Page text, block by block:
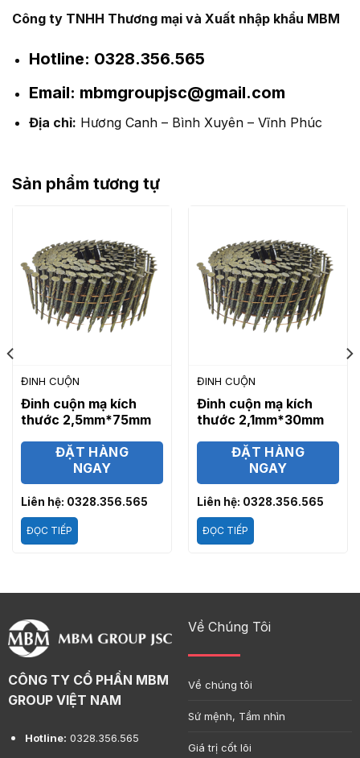
Công ty TNHH Thương mại và Xuất nhập khẩu MBM
Hotline: 0328.356.565
Email: mbmgroupjsc@gmail.com
Địa chỉ: Hương Canh – Bình Xuyên – Vĩnh Phúc
Sản phẩm tương tự
ĐINH CUỘN
Đinh cuộn mạ kích
thước 2,5mm*75mm
ĐẶT HÀNG
NGAY
Liên hệ: 0328.356.565
ĐỌC TIẾP
ĐINH CUỘN
Đinh cuộn mạ kích
thước 2,1mm*30mm
ĐẶT HÀNG
NGAY
Liên hệ: 0328.356.565
ĐỌC TIẾP
CÔNG TY CỔ PHẦN MBM
GROUP VIỆT NAM
Hotline: 0328.356.565
Về Chúng Tôi
Về chúng tôi
Sứ mệnh, Tầm nhìn
Giá trị cốt lõi